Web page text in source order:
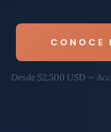
CONOCE
Desde $2,500 USD —